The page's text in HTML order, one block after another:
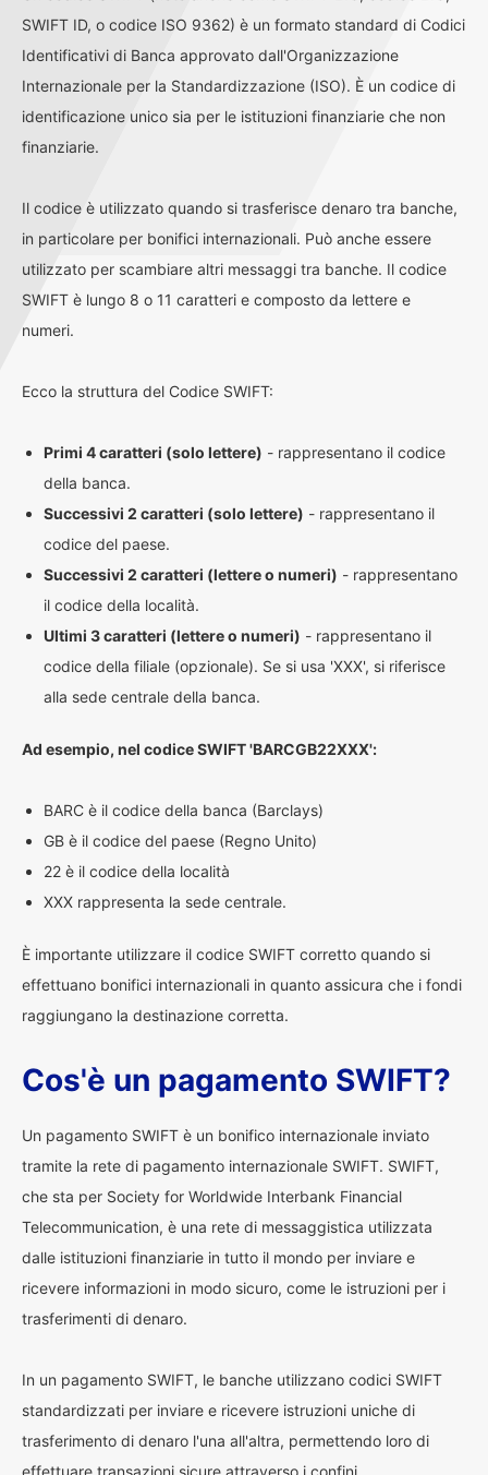
SWIFT ID, o codice ISO 9362) è un formato standard di Codici
Identificativi di Banca approvato dall'Organizzazione
Internazionale per la Standardizzazione (ISO). È un codice di
identificazione unico sia per le istituzioni finanziarie che non
finanziarie.
Il codice è utilizzato quando si trasferisce denaro tra banche,
in particolare per bonifici internazionali. Può anche essere
utilizzato per scambiare altri messaggi tra banche. Il codice
SWIFT è lungo 8 o 11 caratteri e composto da lettere e
numeri.
Ecco la struttura del Codice SWIFT:
Primi 4 caratteri (solo lettere) - rappresentano il codice
della banca.
Successivi 2 caratteri (solo lettere) - rappresentano il
codice del paese.
Successivi 2 caratteri (lettere o numeri) - rappresentano
il codice della località.
Ultimi 3 caratteri (lettere o numeri) - rappresentano il
codice della filiale (opzionale). Se si usa 'XXX', si riferisce
alla sede centrale della banca.
Ad esempio, nel codice SWIFT 'BARCGB22XXX':
BARC è il codice della banca (Barclays)
GB è il codice del paese (Regno Unito)
22 è il codice della località
XXX rappresenta la sede centrale.
È importante utilizzare il codice SWIFT corretto quando si
effettuano bonifici internazionali in quanto assicura che i fondi
raggiungano la destinazione corretta.
Cos'è un pagamento SWIFT?
Un pagamento SWIFT è un bonifico internazionale inviato
tramite la rete di pagamento internazionale SWIFT. SWIFT,
che sta per Society for Worldwide Interbank Financial
Telecommunication, è una rete di messaggistica utilizzata
dalle istituzioni finanziarie in tutto il mondo per inviare e
ricevere informazioni in modo sicuro, come le istruzioni per i
trasferimenti di denaro.
In un pagamento SWIFT, le banche utilizzano codici SWIFT
standardizzati per inviare e ricevere istruzioni uniche di
trasferimento di denaro l'una all'altra, permettendo loro di
effettuare transazioni sicure attraverso i confini.